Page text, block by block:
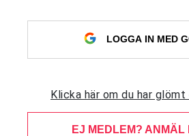
LOGGA IN MED
Klicka här om du har
EJ MEDLEM? ANMÄL